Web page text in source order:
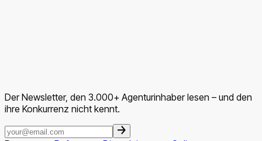
Der Newsletter, den 3.000+ Agenturinhaber lesen – und den
ihre Konkurrenz nicht kennt.